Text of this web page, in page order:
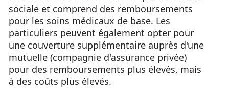
sociale et comprend des remboursements
pour les soins médicaux de base. Les
particuliers peuvent également opter pour
une couverture supplémentaire auprès d'une
mutuelle (compagnie d'assurance privée)
pour des remboursements plus élevés, mais
à des coûts plus élevés.